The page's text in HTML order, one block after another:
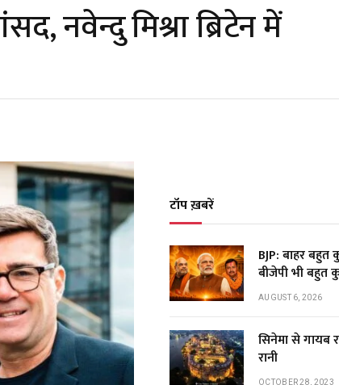
नवेन्दु मिश्रा ब्रिटेन में
टॉप ख़बरें
BJP: बाहर
बीजेपी भी बहुत
AUGUST 6, 2026
सिनेमा से गायब
रानी
OCTOBER 28, 2023